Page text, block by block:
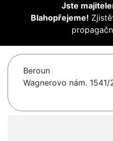
Jste
Blahopřejeme!
Beroun
Wagnerovo nám. 1541/